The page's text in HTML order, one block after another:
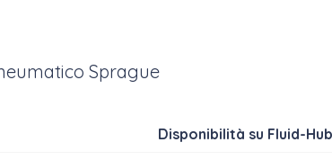
Sprague
Disponibilità su Fluid-